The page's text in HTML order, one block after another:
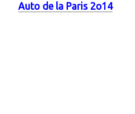
Auto de la Paris 2o14